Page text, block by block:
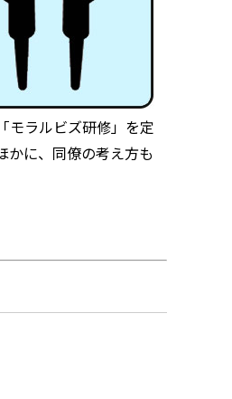
モラルビズ研修」を定
かに、同僚の考え方も